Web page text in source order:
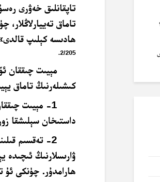
تاپقانلىق خەۋرى
تاماق تەييارلاڭلار،
ھادىسە كېلىپ
2/205
.
مېيىت چىققان
كىشىلەرنىڭ تاماق
1- مېيىت
داستىخان سېلىشقا
2- تەقسىم
ۋارىسلارنىڭ ئىچىدە
ھارامدۇر. چۈنكى ئۇ